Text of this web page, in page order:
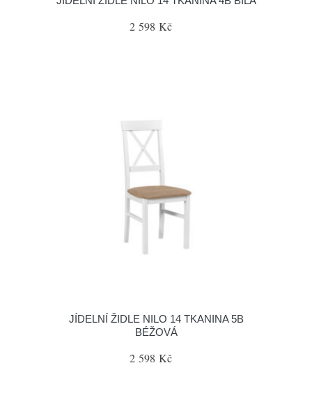
2 598 Kč
JÍDELNÍ ŽIDLE NILO 14 TKANINA 5B
BÉŽOVÁ
2 598 Kč